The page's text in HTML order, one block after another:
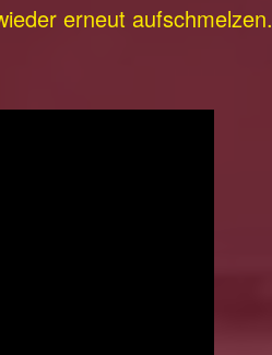
erneut aufschmelzen.